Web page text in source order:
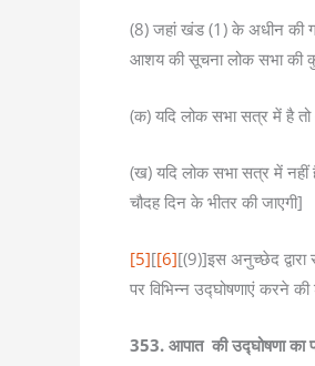
(8) जहां खंड (1) के अधीन की
आशय की सूचना लोक सभा की
(क) यदि लोक सभा सत्र में है तो
(ख) यदि लोक सभा सत्र में नहीं
चौदह दिन के भीतर की जाएगी]
[5][[6][(9)]इस अनुच्छेद द्वारा
पर विभिन्न उद्घोषणाएं करने
353. आपात की उद्घोषणा का